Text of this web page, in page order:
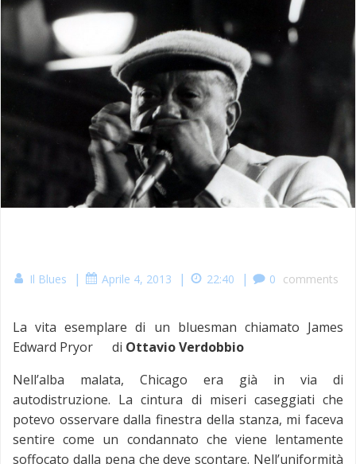
Il Blues | Aprile 4, 2013 | 22:40 | 0 comments
La vita esemplare di un bluesman chiamato James
Edward Pryor di Ottavio Verdobbio
Nell’alba malata, Chicago era già in via di
autodistruzione. La cintura di miseri caseggiati che
potevo osservare dalla finestra della stanza, mi faceva
sentire come un condannato che viene lentamente
soffocato dalla pena che deve scontare. Nell’uniformità